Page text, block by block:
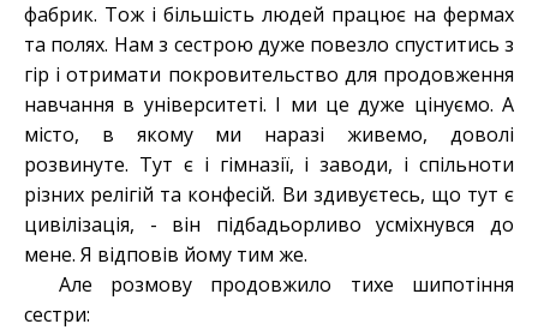
фабрик. Тож і більшість людей працює на фермах
та полях. Нам з сестрою дуже повезло спуститись з
гір і отримати покровительство для продовження
навчання в університеті. І ми це дуже цінуємо. А
місто, в якому ми наразі живемо, доволі
розвинуте. Тут є і гімназії, і заводи, і спільноти
різних релігій та конфесій. Ви здивуєтесь, що тут є
цивілізація, - він підбадьорливо усміхнувся до
мене. Я відповів йому тим же.
Але розмову продовжило тихе шипотіння
сестри: